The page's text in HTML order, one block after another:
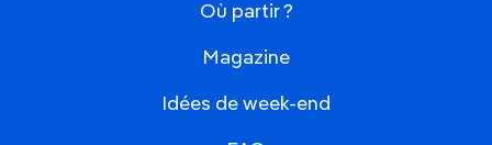
Où partir ?
Magazine
Idées de week-end